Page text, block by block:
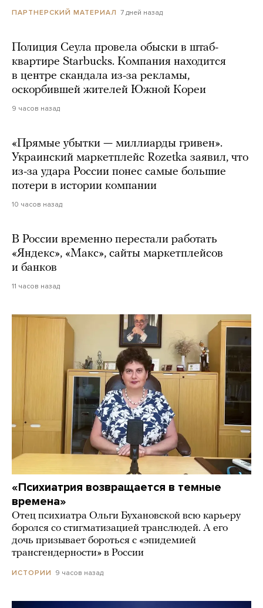
ПАРТНЕРСКИЙ МАТЕРИАЛ 7 дней назад
Полиция Сеула провела обыски в штаб-
квартире Starbucks. Компания находится
в центре скандала из-за рекламы,
оскорбившей жителей Южной Кореи
9 часов назад
«Прямые убытки — миллиарды гривен».
Украинский маркетплейс Rozetka заявил, что
из-за удара России понес самые большие
потери в истории компании
10 часов назад
В России временно перестали работать
«Яндекс», «Макс», сайты маркетплейсов
и банков
11 часов назад
«Психиатрия возвращается в темные
времена»
Отец психиатра Ольги Бухановской всю карьеру
боролся со стигматизацией транслюдей. А его
дочь призывает бороться с «эпидемией
трансгендерности» в России
ИСТОРИИ 9 часов назад